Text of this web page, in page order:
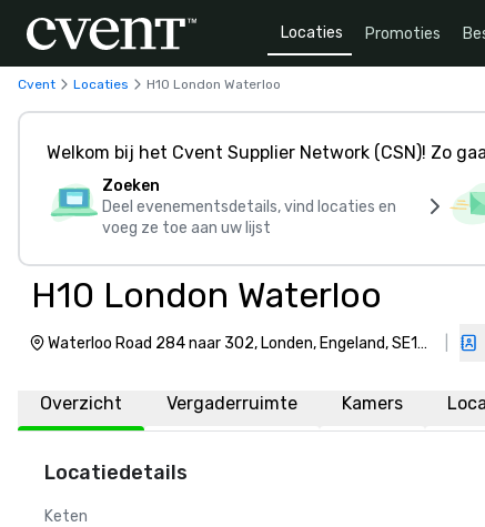
Locaties Promoties
Cvent Locaties H10 London Waterloo
Welkom bij het Cvent Supplier Network (CSN)! Zo
Zoeken
Deel evenementsdetails, vind locaties en
voeg ze toe aan uw lijst
H10 London Waterloo
Waterloo Road 284 naar 302, Londen, Engeland, SE1
Overzicht Vergaderruimte Kamers
Locatiedetails
Keten